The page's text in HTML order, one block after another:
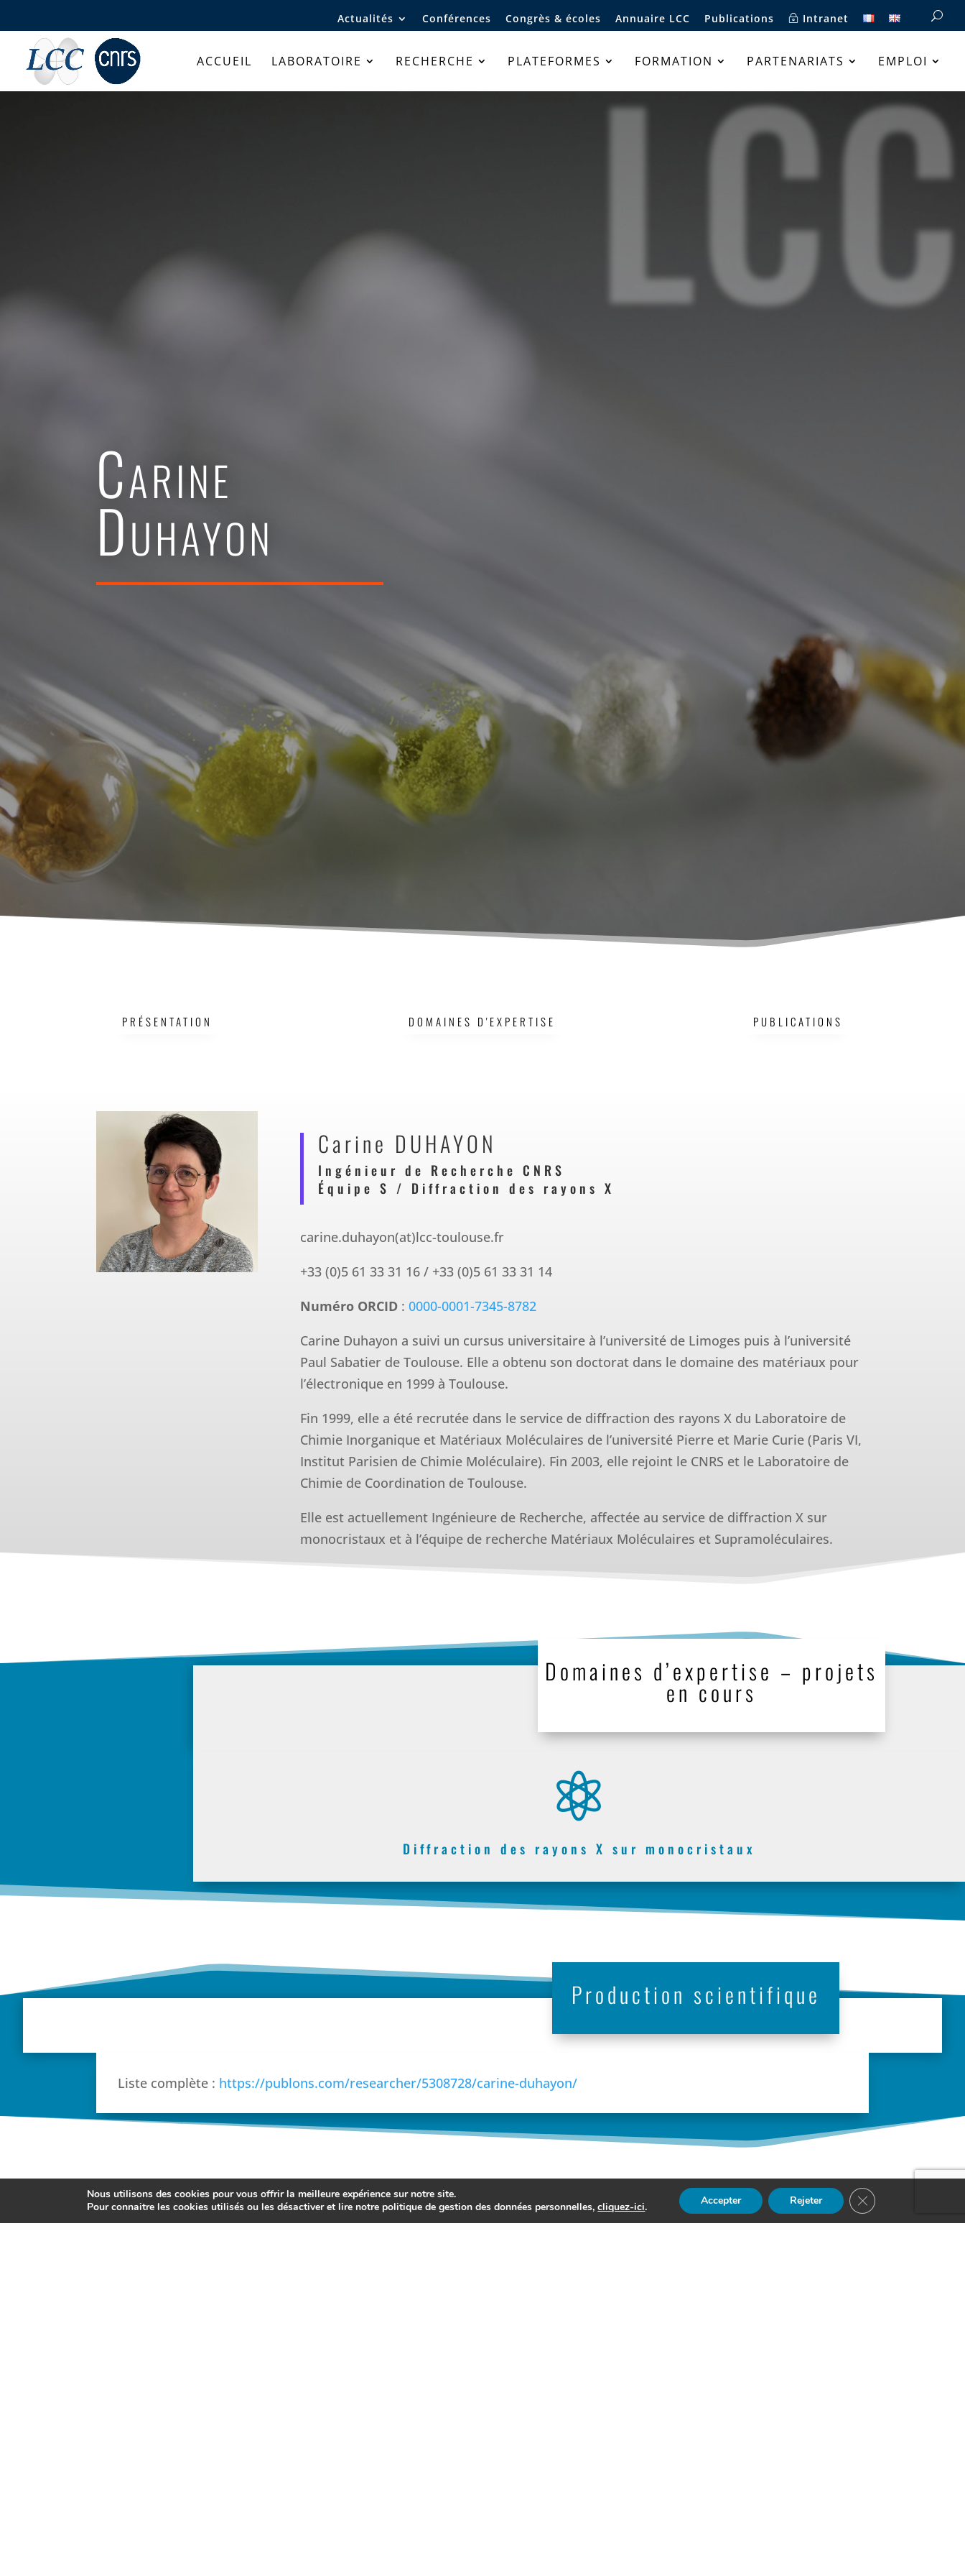
Actualités Conférences Congrès & écoles Annuaire LCC Publications Intranet
ACCUEIL LABORATOIRE RECHERCHE PLATEFORMES FORMATION PARTENARIATS EMPLOI
Carine
Duhayon
LCC
PRÉSENTATION DOMAINES D'EXPERTISE PUBLICATIONS
Carine DUHAYON
Ingénieur de Recherche CNRS
Équipe S / Diffraction des rayons X
carine.duhayon(at)lcc-toulouse.fr
+33 (0)5 61 33 31 16 / +33 (0)5 61 33 31 14
Numéro ORCID: 0000-0001-7345-8782
Carine Duhayon a suivi un cursus universitaire à l’université de Limoges puis à l’université
Paul Sabatier de Toulouse. Elle a obtenu son doctorat dans le domaine des matériaux pour
l’électronique en 1999 à Toulouse.
Fin 1999, elle a été recrutée dans le service de diffraction des rayons X du Laboratoire de
Chimie Inorganique et Matériaux Moléculaires de l’université Pierre et Marie Curie (Paris VI,
Institut Parisien de Chimie Moléculaire). Fin 2003, elle rejoint le CNRS et le Laboratoire de
Chimie de Coordination de Toulouse.
Elle est actuellement Ingénieure de Recherche, affectée au service de diffraction X sur
monocristaux et à l’équipe de recherche Matériaux Moléculaires et Supramoléculaires.
Domaines d’expertise – projets
en cours

Diffraction des rayons X sur monocristaux
Production scientifique
Liste complète : https://publons.com/researcher/5308728/carine-duhayon/
Nous utilisons des cookies pour vous offrir la meilleure expérience sur notre site.
Pour connaitre les cookies utilisés ou les désactiver et lire notre politique de gestion des données personnelles,cliquez-ici. Accepter Rejeter Fermer la bannière